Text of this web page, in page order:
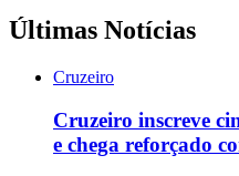
Últimas Notícias
Cruzeiro
Cruzeiro inscreve
e chega reforçado